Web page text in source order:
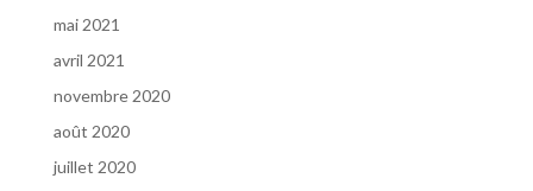
mai 2021
avril 2021
novembre 2020
août 2020
juillet 2020